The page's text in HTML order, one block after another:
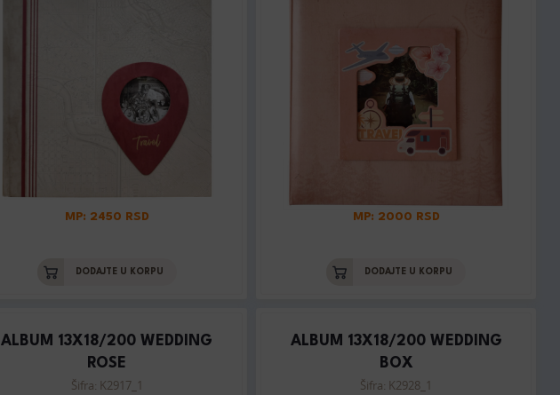
MP: 2450 RSD
DODAJTE U KORPU
MP: 2000 RSD
DODAJTE U KORPU
ALBUM 13X18/200 WEDDING
ROSE
Šifra: K2917_1
ALBUM 13X18/200 WEDDING
BOX
Šifra: K2928_1